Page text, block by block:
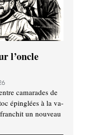
l’oncle
camarades de
épinglées à la va-
un nouveau